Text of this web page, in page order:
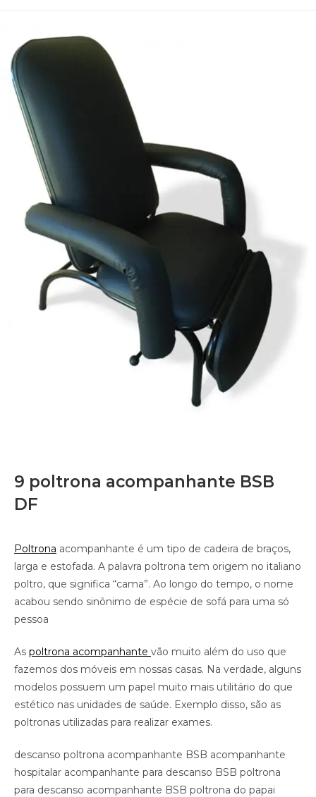
9 poltrona acompanhante BSB
DF
Poltrona acompanhante é um tipo de cadeira de braços,
larga e estofada. A palavra poltrona tem origem no italiano
poltro, que significa “cama”. Ao longo do tempo, o nome
acabou sendo sinônimo de espécie de sofá para uma só
pessoa
As poltrona acompanhante vão muito além do uso que
fazemos dos móveis em nossas casas. Na verdade, alguns
modelos possuem um papel muito mais utilitário do que
estético nas unidades de saúde. Exemplo disso, são as
poltronas utilizadas para realizar exames.
descanso poltrona acompanhante BSB acompanhante
hospitalar acompanhante para descanso BSB poltrona
para descanso acompanhante BSB poltrona do papai